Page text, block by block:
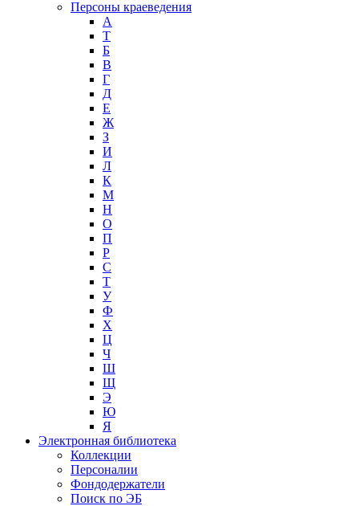
Персоны краеведения
А
T
Б
В
Г
Д
Е
Ж
З
И
Л
К
М
Н
О
П
Р
С
Т
У
Ф
Х
Ц
Ч
Ш
Щ
Э
Ю
Я
Электронная библиотека
Коллекции
Персоналии
Фондодержатели
Поиск по ЭБ